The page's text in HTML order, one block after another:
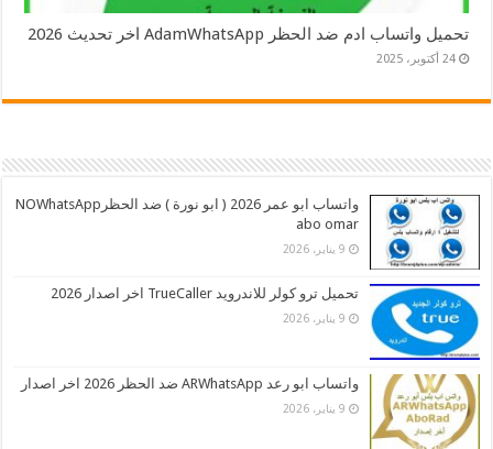
تحميل واتساب ادم ضد الحظر AdamWhatsApp اخر تحديث 2026
24 أكتوبر، 2025
واتساب ابو عمر 2026 ( ابو نورة ) ضد الحظرNOWhatsApp
abo omar
9 يناير، 2026
تحميل ترو كولر للاندرويد TrueCaller اخر اصدار 2026
9 يناير، 2026
واتساب ابو رعد ARWhatsApp ضد الحظر 2026 اخر اصدار
9 يناير، 2026